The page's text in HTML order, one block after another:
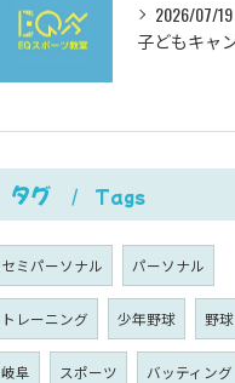
2026/07/19
タグ Tags
セミパーソナル パーソナル
トレーニング 少年野球 野球
岐阜 スポーツ バッティング